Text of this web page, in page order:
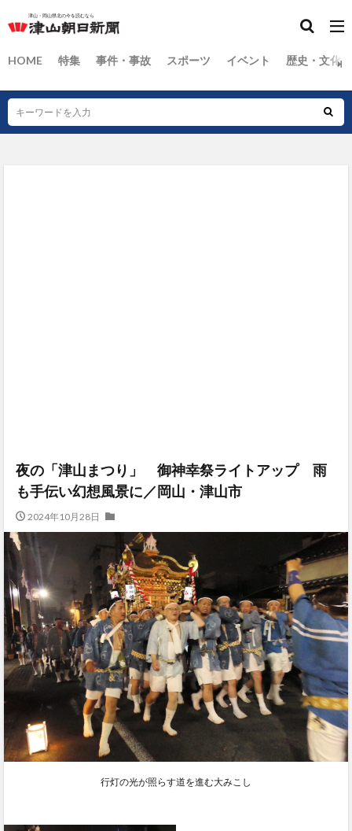
HOME 特集 事件・事故 スポーツ イベント 歴史・文化
夜の「津山まつり」 御神幸祭ライトアップ 雨
も手伝い幻想風景に／岡山・津山市
2024年10月28日
行灯の光が照らす道を進む大みこし